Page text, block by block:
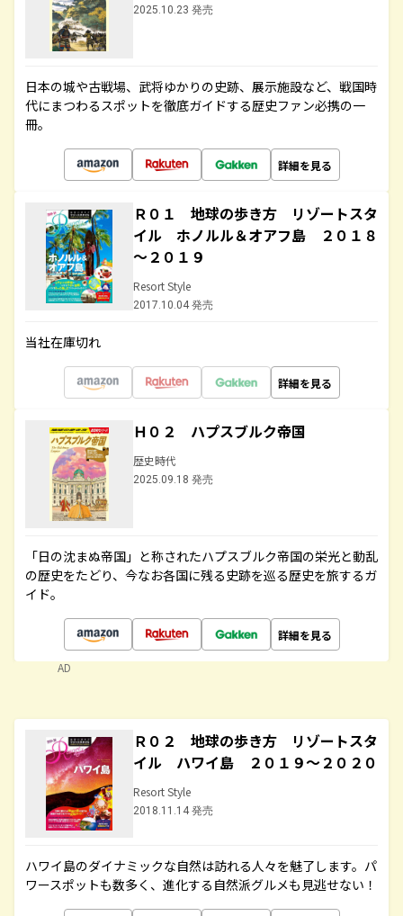
2025.10.23 発売
日本の城や古戦場、武将ゆかりの史跡、展示施設など、戦国時
代にまつわるスポットを徹底ガイドする歴史ファン必携の一
冊。
詳細を見る
Ｒ０１ 地球の歩き方 リゾートスタ
イル ホノルル＆オアフ島 ２０１８
～２０１９
Resort Style
2017.10.04 発売
当社在庫切れ
詳細を見る
Ｈ０２ ハプスブルク帝国
歴史時代
2025.09.18 発売
「日の沈まぬ帝国」と称されたハプスブルク帝国の栄光と動乱
の歴史をたどり、今なお各国に残る史跡を巡る歴史を旅するガ
イド。
詳細を見る
AD
Ｒ０２ 地球の歩き方 リゾートスタ
イル ハワイ島 ２０１９～２０２０
Resort Style
2018.11.14 発売
ハワイ島のダイナミックな自然は訪れる人々を魅了します。パ
ワースポットも数多く、進化する自然派グルメも見逃せない！